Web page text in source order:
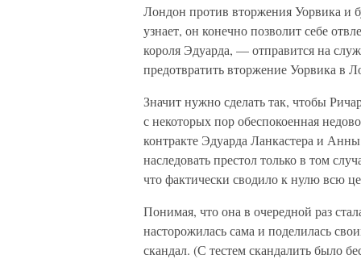
Лондон против вторжения Уорвика и
узнает, он конечно позволит себе
короля Эдуарда, — отправится на
предотвратить вторжение Уорвика в
Значит нужно сделать так, чтобы
с некоторых пор обеспокоенная
контракте Эдуарда Ланкастера и
наследовать престол только в том
что фактически сводило к нулю всю
Понимая, что она в очередной раз
насторожилась сама и поделилась
скандал. (С тестем скандалить было